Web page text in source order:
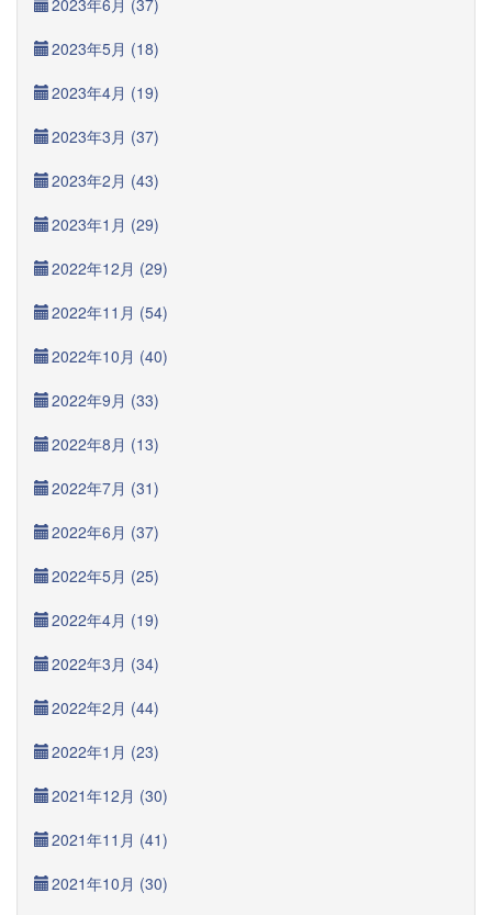
2023年6月 (37)
2023年5月 (18)
2023年4月 (19)
2023年3月 (37)
2023年2月 (43)
2023年1月 (29)
2022年12月 (29)
2022年11月 (54)
2022年10月 (40)
2022年9月 (33)
2022年8月 (13)
2022年7月 (31)
2022年6月 (37)
2022年5月 (25)
2022年4月 (19)
2022年3月 (34)
2022年2月 (44)
2022年1月 (23)
2021年12月 (30)
2021年11月 (41)
2021年10月 (30)